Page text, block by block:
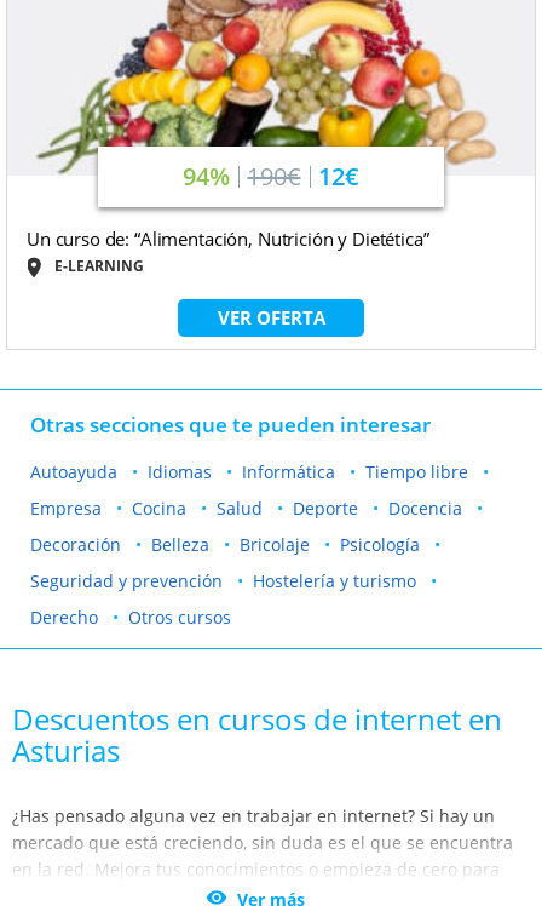
94% 190€ 12€
Un curso de: “Alimentación, Nutrición y Dietética”
E-LEARNING
VER OFERTA
Otras secciones que te pueden interesar
Autoayuda Idiomas Informática
Tiempo libre
Empresa
Cocina Salud Deporte
Docencia
Decoración
Belleza Bricolaje
Psicología
Seguridad y prevención
Hostelería y turismo
Derecho
Otros cursos
Descuentos en cursos de internet en
Asturias
¿Has pensado alguna vez en trabajar en internet? Si hay un
mercado que está creciendo, sin duda es el que se encuentra
en la red. Mejora tus conocimientos o empieza de cero para
poder enfocar tu actividad laboral hacia internet.
 Ver más